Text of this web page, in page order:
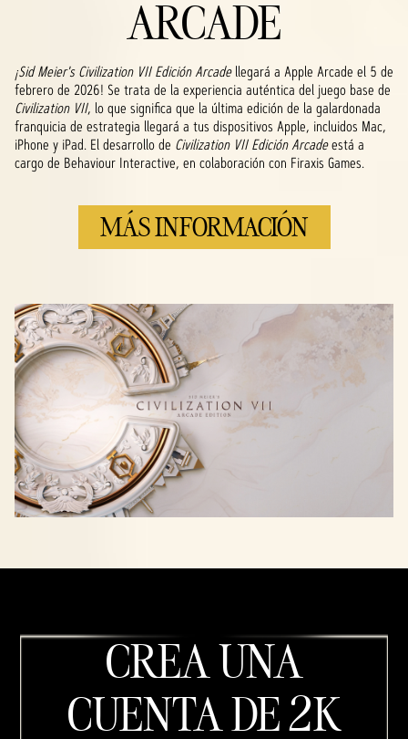
ARCADE
¡Sid Meier's Civilization VII Edición Arcadellegará a Apple Arcade el 5 de
febrero de 2026! Se trata de la experiencia auténtica del juego base de
Civilization VII, lo que significa que la última edición de la galardonada
franquicia de estrategia llegará a tus dispositivos Apple, incluidos Mac,
iPhone y iPad. El desarrollo de Civilization VII Edición Arcadeestá a
cargo de Behaviour Interactive, en colaboración con Firaxis Games.
MÁS INFORMACIÓN
CREA UNA
CUENTA DE 2K